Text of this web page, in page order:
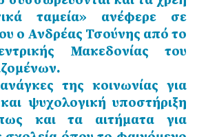
ταμεία» ανέφερε σε
ο Ανδρέας Τσούνης από το
Μακεδονίας του
της κοινωνίας για
ψυχολογική υποστήριξη
και τα αιτήματα για